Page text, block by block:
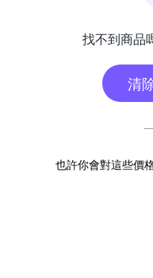
找不到商品
清
也許你會對這些價